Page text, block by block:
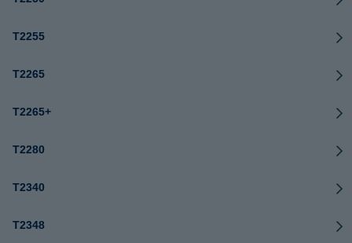
T2255
T2265
T2265+
T2280
T2340
T2348